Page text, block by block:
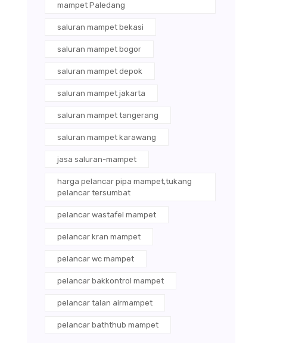
mampet Paledang
saluran mampet bekasi
saluran mampet bogor
saluran mampet depok
saluran mampet jakarta
saluran mampet tangerang
saluran mampet karawang
jasa saluran-mampet
harga pelancar pipa mampet,tukang
pelancar tersumbat
pelancar wastafel mampet
pelancar kran mampet
pelancar wc mampet
pelancar bakkontrol mampet
pelancar talan airmampet
pelancar baththub mampet